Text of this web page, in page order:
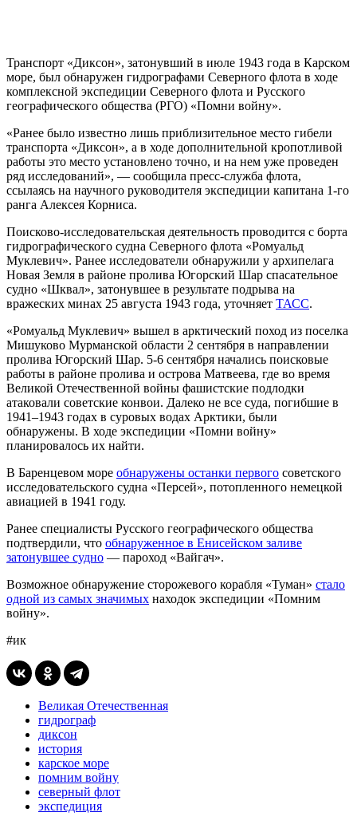
Транспорт «Диксон», затонувший в июле 1943 года в Карском
море, был обнаружен гидрографами Северного флота в ходе
комплексной экспедиции Северного флота и Русского
географического общества (РГО) «Помни войну».
«Ранее было известно лишь приблизительное место гибели
транспорта «Диксон», а в ходе дополнительной кропотливой
работы это место установлено точно, и на нем уже проведен
ряд исследований», — сообщила пресс-служба флота,
ссылаясь на научного руководителя экспедиции капитана 1-го
ранга Алексея Корниса.
Поисково-исследовательская деятельность проводится с борта
гидрографического судна Северного флота «Ромуальд
Муклевич». Ранее исследователи обнаружили у архипелага
Новая Земля в районе пролива Югорский Шар спасательное
судно «Шквал», затонувшее в результате подрыва на
вражеских минах 25 августа 1943 года, уточняет ТАСС.
«Ромуальд Муклевич» вышел в арктический поход из поселка
Мишуково Мурманской области 2 сентября в направлении
пролива Югорский Шар. 5-6 сентября начались поисковые
работы в районе пролива и острова Матвеева, где во время
Великой Отечественной войны фашистские подлодки
атаковали советские конвои. Далеко не все суда, погибшие в
1941–1943 годах в суровых водах Арктики, были
обнаружены. В ходе экспедиции «Помни войну»
планировалось их найти.
В Баренцевом море обнаружены останки первого советского
исследовательского судна «Персей», потопленного немецкой
авиацией в 1941 году.
Ранее специалисты Русского географического общества
подтвердили, что обнаруженное в Енисейском заливе
затонувшее судно — пароход «Вайгач».
Возможное обнаружение сторожевого корабля «Туман» стало
одной из самых значимых находок экспедиции «Помним
войну».
#ик
Великая Отечественная
гидрограф
диксон
история
карское море
помним войну
северный флот
экспедиция